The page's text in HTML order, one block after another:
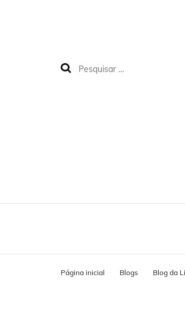
Página inicial Blogs Blog da Li